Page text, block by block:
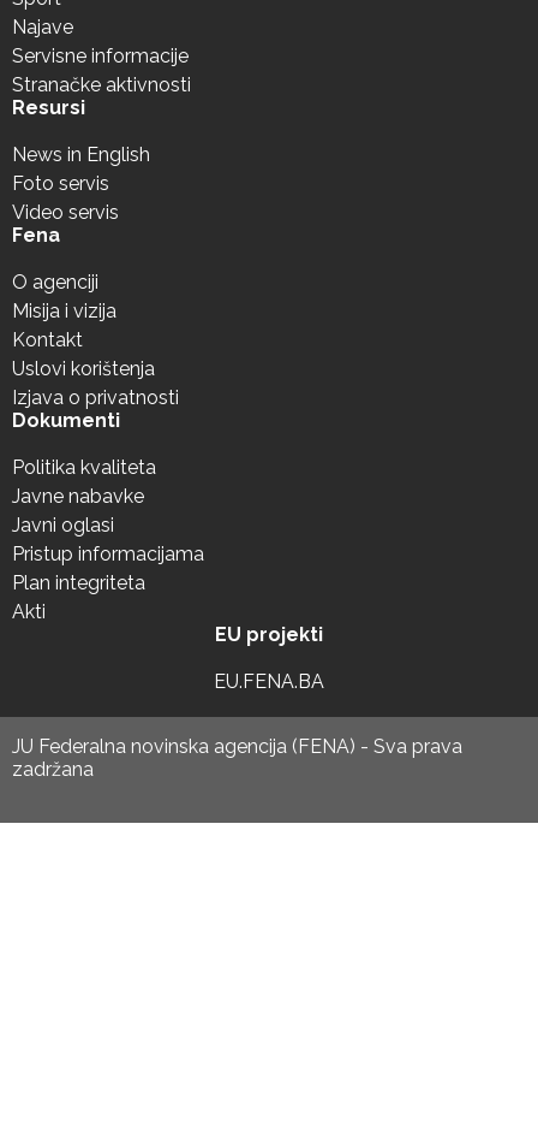
Najave
Servisne informacije
Stranačke aktivnosti
Resursi
News in English
Foto servis
Video servis
Fena
O agenciji
Misija i vizija
Kontakt
Uslovi korištenja
Izjava o privatnosti
Dokumenti
Politika kvaliteta
Javne nabavke
Javni oglasi
Pristup informacijama
Plan integriteta
Akti
EU projekti
EU.FENA.BA
JU Federalna novinska agencija (FENA) - Sva prava
zadržana